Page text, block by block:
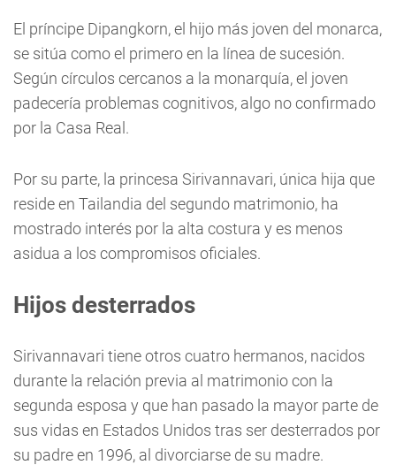
El príncipe Dipangkorn, el hijo más joven del monarca,
se sitúa como el primero en la línea de sucesión.
Según círculos cercanos a la monarquía, el joven
padecería problemas cognitivos, algo no confirmado
por la Casa Real.
Por su parte, la princesa Sirivannavari, única hija que
reside en Tailandia del segundo matrimonio, ha
mostrado interés por la alta costura y es menos
asidua a los compromisos oficiales.
Hijos desterrados
Sirivannavari tiene otros cuatro hermanos, nacidos
durante la relación previa al matrimonio con la
segunda esposa y que han pasado la mayor parte de
sus vidas en Estados Unidos tras ser desterrados por
su padre en 1996, al divorciarse de su madre.